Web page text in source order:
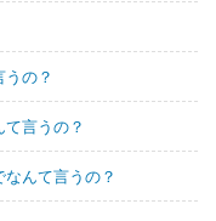
の？
言うの？
んて言うの？